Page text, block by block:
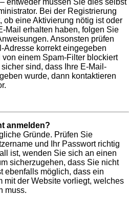
entweder müssen Sie dies selbst
Bei der Registrierung
ob eine Aktivierung nötig ist oder
Mail erhalten haben, folgen Sie
Ansonsten prüfen
Adresse korrekt eingegeben
einem Spam-Filter blockiert
sind, dass Ihre E-Mail-
wurde, dann kontaktieren
anmelden?
Gründe. Prüfen Sie
und Ihr Passwort richtig
ist, wenden Sie sich an einen
sicherzugehen, dass Sie nicht
ebenfalls möglich, dass ein
mit der Website vorliegt, welches
muss.